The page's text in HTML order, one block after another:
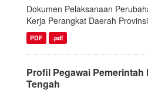
Dokumen Pelaksanaan
Kerja Perangkat Daerah
PDF .pdf
Profil Pegawai
Tengah